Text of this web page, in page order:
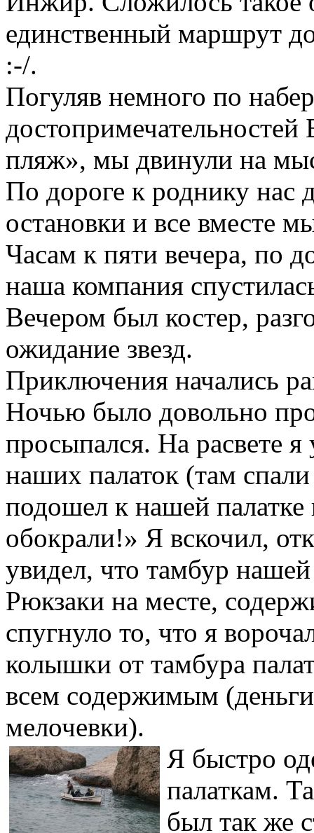
единственный маршрут
:-/.
Погуляв немного по
пляж», мы двинули на
По дороге к роднику нас
остановки и все вместе
Часам к пяти вечера, по
наша компания
Вечером был костер,
ожидание звезд.
Приключения начались
Ночью было довольно
просыпался. На расвете
наших палаток (там
подошел к нашей палатке
обокрали!» Я вскочил,
увидел, что тамбур
Рюкзаки на месте,
спугнуло то, что я
колышки от тамбура
всем содержимым
мелочевки).
Я быстро
палаткам.
был так же